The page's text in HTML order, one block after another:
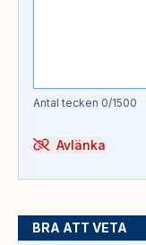
Antal tecken 0/1500
Avlänka
BRA ATT VETA